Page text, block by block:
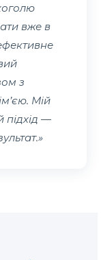
вже в
з
Мій
підхід —